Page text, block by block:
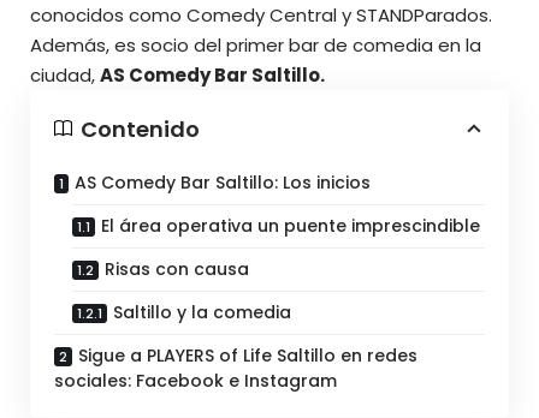
conocidos como Comedy Central y STANDParados.
Además, es socio del primer bar de comedia en la
ciudad,AS Comedy Bar Saltillo.
Contenido
AS Comedy Bar Saltillo: Los inicios
El área operativa un puente imprescindible
Risas con causa
Saltillo y la comedia
Sigue a PLAYERS of Life Saltillo en redes
sociales: Facebook e Instagram